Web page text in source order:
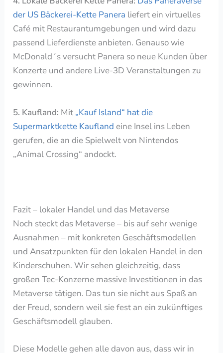
der US Bäckerei-Kette Panera liefert ein virtuelles
Café mit Restaurantumgebungen und wird dazu
passend Lieferdienste anbieten. Genauso wie
McDonald´s versucht Panera so neue Kunden über
Konzerte und andere Live-3D Veranstaltungen zu
gewinnen.
5. Kaufland: Mit „Kauf Island“ hat die
Supermarktkette Kaufland eine Insel ins Leben
gerufen, die an die Spielwelt von Nintendos
„Animal Crossing“ andockt.
Fazit – lokaler Handel und das Metaverse
Noch steckt das Metaverse – bis auf sehr wenige
Ausnahmen – mit konkreten Geschäftsmodellen
und Ansatzpunkten für den lokalen Handel in den
Kinderschuhen. Wir sehen gleichzeitig, dass
großen Tec-Konzerne massive Investitionen in das
Metaverse tätigen. Das tun sie nicht aus Spaß an
der Freud, sondern weil sie fest an ein zukünftiges
Geschäftsmodell glauben.
Diese Modelle gehen alle davon aus, dass wir in